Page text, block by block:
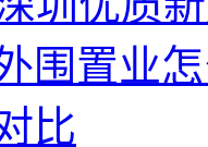
围置业
比